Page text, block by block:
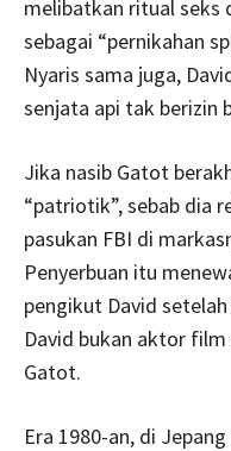
melibatkan ritual seks
sebagai “pernikahan
Nyaris sama juga,
senjata api tak berizin
Jika nasib Gatot
“patriotik”, sebab dia
pasukan FBI di
Penyerbuan itu
pengikut David
David bukan aktor
Gatot.
Era 1980-an, di